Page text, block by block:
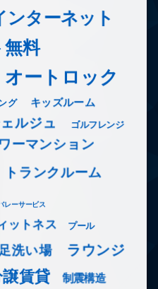
ンターネット
料
オートロック
グ キッズルーム
ルジュ ゴルフレンジ
ーマンション
トランクルーム
レーサービス
ットネス プール
洗い場 ラウンジ
賃貸 制震構造